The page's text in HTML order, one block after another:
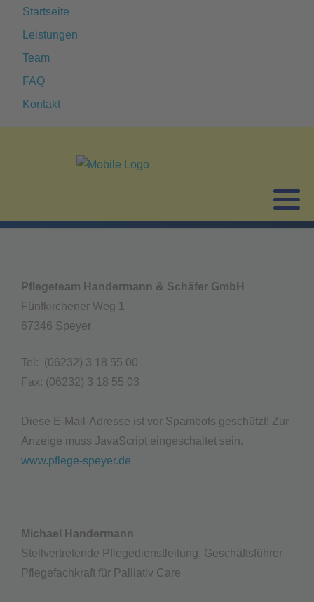
Startseite
Leistungen
Team
FAQ
Kontakt
Pflegeteam Handermann & Schäfer GmbH
Fünfkirchener Weg 1
67346 Speyer
Tel: (06232) 3 18 55 00
Fax: (06232) 3 18 55 03
Diese E-Mail-Adresse ist vor Spambots geschützt! Zur
Anzeige muss JavaScript eingeschaltet sein.
www.pflege-speyer.de
Michael Handermann
Stellvertretende Pflegedienstleitung, Geschäftsführer
Pflegefachkraft für Palliativ Care